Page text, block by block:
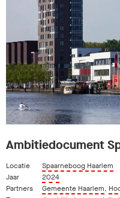
Ambitiedocument
Locatie
Spaarneboog Haarlem
Jaar
2024
Partners
Gemeente Haarlem,